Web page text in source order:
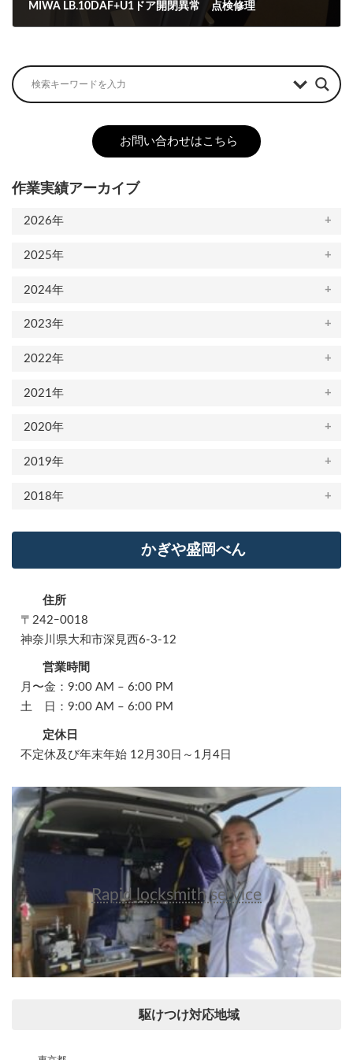
MIWA LB.10DAF+U1ドア開閉異常 点検修理
お問い合わせはこちら
作業実績アーカイブ
2026年
2025年
2024年
2023年
2022年
2021年
2020年
2019年
2018年
かぎや盛岡べん
住所
〒242ｰ0018
神奈川県大和市深見西6-3-12
営業時間
月〜金：9:00 AM – 6:00 PM
土 日：9:00 AM – 6:00 PM
定休日
不定休及び年末年始 12月30日～1月4日
Rapid locksmith service
駆けつけ対応地域